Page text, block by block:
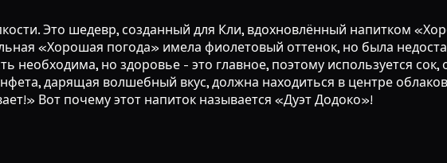
Это шедевр, созданный для Кли, вдохновлённый напитком
«Хорошая погода» имела фиолетовый оттенок, но была
необходима, но здоровье - это главное, поэтому используется
дарящая волшебный вкус, должна находиться в центре
Вот почему этот напиток называется «Дуэт Додоко»!